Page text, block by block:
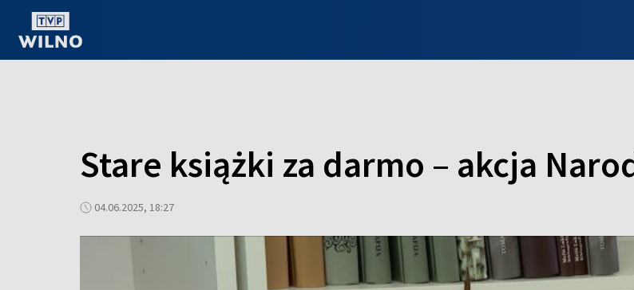
Stare książki za darmo – akcja
04.06.2025, 18:27